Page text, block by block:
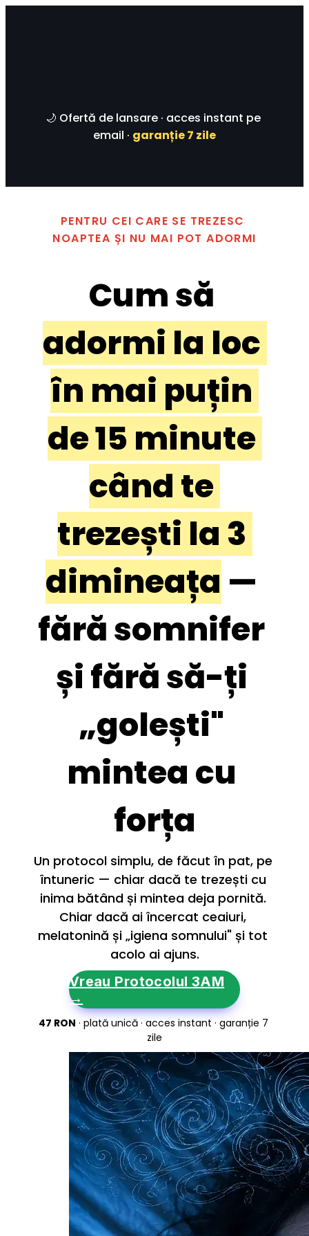
🌙 Ofertă de lansare · acces instant pe
email · garanție 7 zile
PENTRU CEI CARE SE TREZESC
NOAPTEA ȘI NU MAI POT ADORMI
adormi la loc
în mai puțin
de 15 minute
când te
trezești la 3
dimineața —
fără somnifer
și fără să-ți
„golești"
mintea cu
forța
Un protocol simplu, de făcut în pat, pe
întuneric — chiar dacă te trezești cu
inima bătând și mintea deja pornită.
Chiar dacă ai încercat ceaiuri,
melatonină și „igiena somnului" și tot
acolo ai ajuns.
Vreau Protocolul 3AM
→
47 RON · plată unică · acces instant · garanție 7
zile